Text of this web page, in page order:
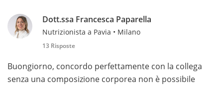
Dott.ssa Francesca Paparella
Nutrizionista a Pavia • Milano
13 Risposte
Buongiorno, concordo perfettamente con la collega
senza una composizione corporea non è possibile